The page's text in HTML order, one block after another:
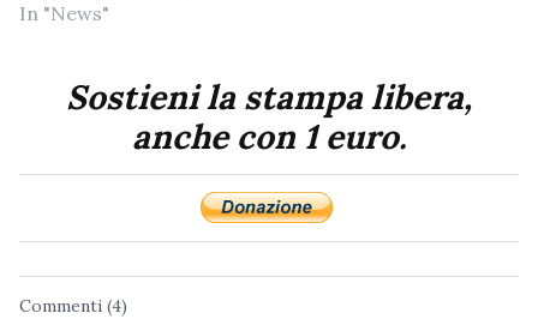
In "News"
Sostieni la stampa libera,
anche con 1 euro.
Commenti (4)